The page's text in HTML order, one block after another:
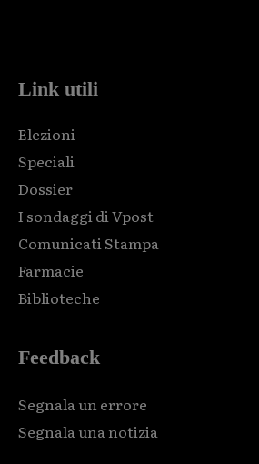
Link utili
Elezioni
Speciali
Dossier
I sondaggi di Vpost
Comunicati Stampa
Farmacie
Biblioteche
Feedback
Segnala un errore
Segnala una notizia